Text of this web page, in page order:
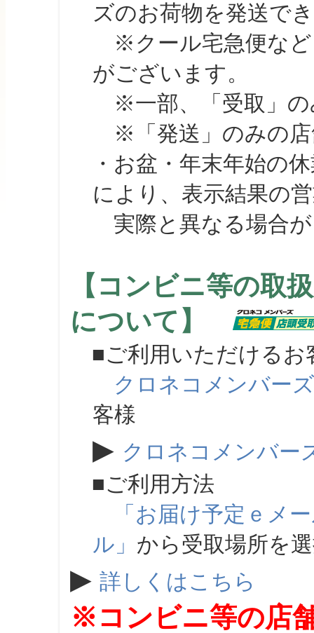
ズのお荷物を発送で
※クール宅急便など
がございます。
※一部、「受取」の
※「発送」のみの店
・お盆・年末年始の
により、表示結果の
実際と異なる場合が
【コンビニ等の取
について】
■ご利用いただけるお
クロネコメンバーズ
客様
▶ クロネコメンバー
■ご利用方法
「お届け予定ｅメ
ル」 から受取場所を
▶ 詳しくはこちら
※コンビニ等の店